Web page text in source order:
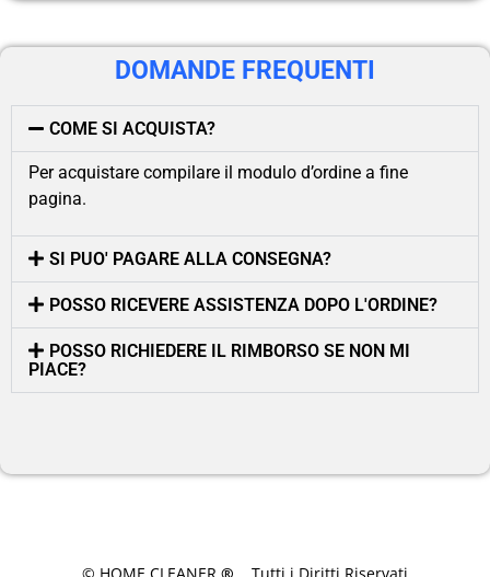
DOMANDE FREQUENTI
COME SI ACQUISTA?
Per acquistare compilare il modulo d’ordine a fine
pagina.
SI PUO' PAGARE ALLA CONSEGNA?
POSSO RICEVERE ASSISTENZA DOPO L'ORDINE?
POSSO RICHIEDERE IL RIMBORSO SE NON MI
PIACE?